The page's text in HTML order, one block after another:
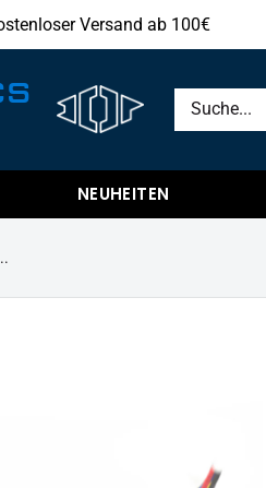
Versand ab 100€
NEUHEITEN